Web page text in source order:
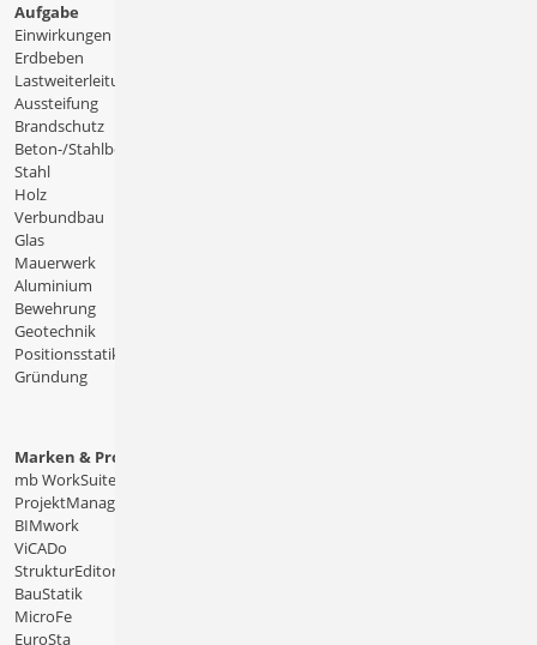
Aufgabe
Einwirkungen
Erdbeben
Lastweiterleitung
Aussteifung
Brandschutz
Beton-/Stahlbeton
Stahl
Holz
Verbundbau
Glas
Mauerwerk
Aluminium
Bewehrung
Geotechnik
Positionsstatik
Gründung
Marken & Produkte
mb WorkSuite
ProjektManager
BIMwork
ViCADo
StrukturEditor
BauStatik
MicroFe
EuroSta